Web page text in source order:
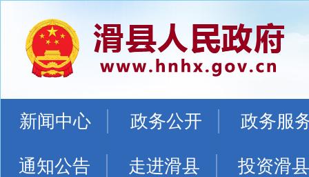
新闻中心 政务公开 政务服
通知公告 走进滑县 投资滑县